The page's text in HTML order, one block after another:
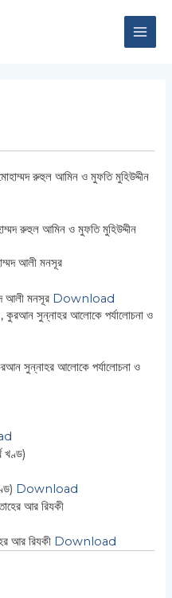
রুহুল আমিন ও মুফতি মুহিউদ্দীন
আলী মনসূর Download
সুন্নাহর আলোকে পর্যালোচনা ও
Download
আর রিযকী Download